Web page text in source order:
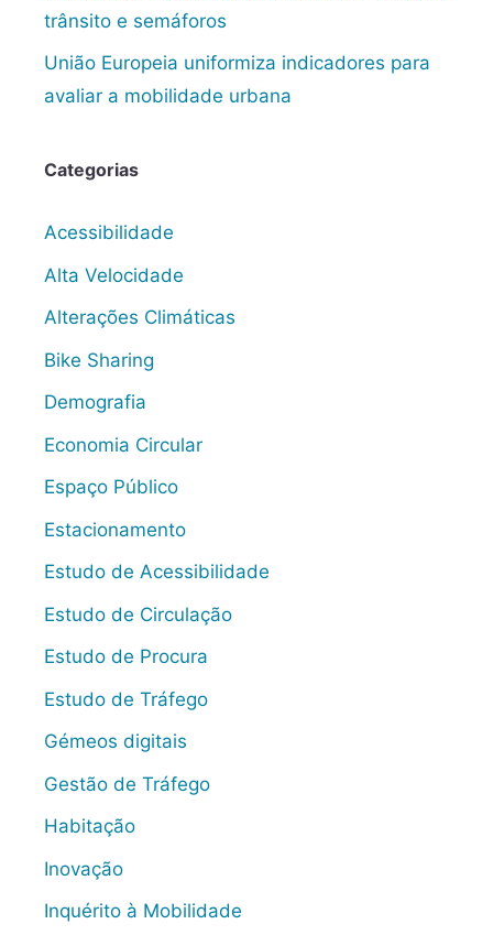
trânsito e semáforos
União Europeia uniformiza indicadores para
avaliar a mobilidade urbana
Categorias
Acessibilidade
Alta Velocidade
Alterações Climáticas
Bike Sharing
Demografia
Economia Circular
Espaço Público
Estacionamento
Estudo de Acessibilidade
Estudo de Circulação
Estudo de Procura
Estudo de Tráfego
Gémeos digitais
Gestão de Tráfego
Habitação
Inovação
Inquérito à Mobilidade